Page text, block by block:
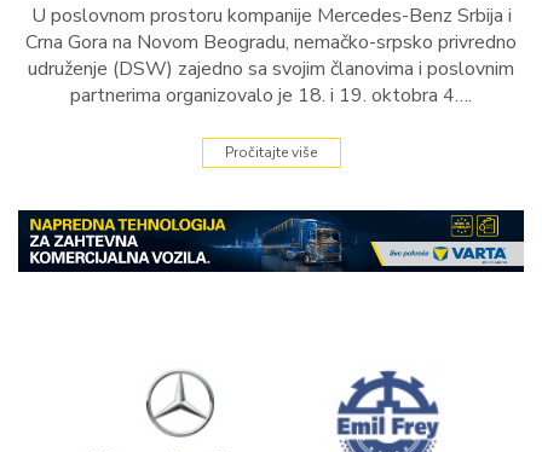
U poslovnom prostoru kompanije Mercedes-Benz Srbija i
Crna Gora na Novom Beogradu, nemačko-srpsko privredno
udruženje (DSW) zajedno sa svojim članovima i poslovnim
partnerima organizovalo je 18. i 19. oktobra 4….
Pročitajte više